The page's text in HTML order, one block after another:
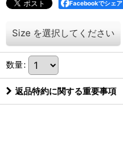
Facebookでシェア
Size を選択してください
数量:
返品特約に関する重要事項